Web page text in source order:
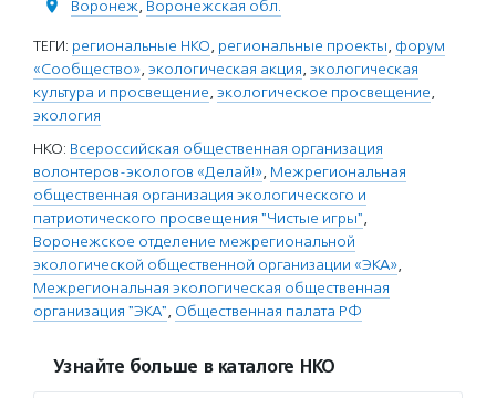
Воронеж, Воронежская обл.
ТЕГИ: региональные НКО, региональные проекты, форум
«Сообщество», экологическая акция, экологическая
культура и просвещение, экологическое просвещение,
экология
НКО: Всероссийская общественная организация
волонтеров-экологов «Делай!», Межрегиональная
общественная организация экологического и
патриотического просвещения "Чистые игры",
Воронежское отделение межрегиональной
экологической общественной организации «ЭКА»,
Межрегиональная экологическая общественная
организация "ЭКА", Общественная палата РФ
Узнайте больше в каталоге НКО